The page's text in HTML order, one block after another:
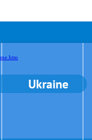
Ukraine